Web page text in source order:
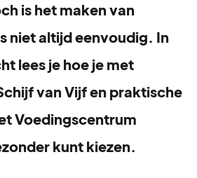
is het maken van
niet altijd eenvoudig. In
lees je hoe je met
van Vijf en praktische
Voedingscentrum
kunt kiezen.